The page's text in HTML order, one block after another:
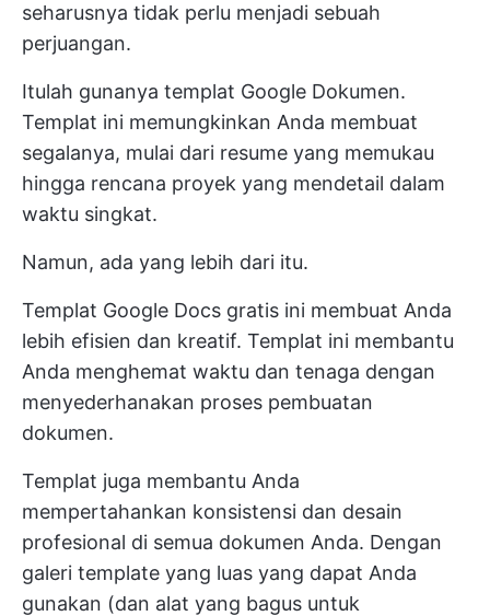
seharusnya tidak perlu menjadi sebuah
perjuangan.
Itulah gunanya templat Google Dokumen.
Templat ini memungkinkan Anda membuat
segalanya, mulai dari resume yang memukau
hingga rencana proyek yang mendetail dalam
waktu singkat.
Namun, ada yang lebih dari itu.
Templat Google Docs gratis ini membuat Anda
lebih efisien dan kreatif. Templat ini membantu
Anda menghemat waktu dan tenaga dengan
menyederhanakan proses pembuatan
dokumen.
Templat juga membantu Anda
mempertahankan konsistensi dan desain
profesional di semua dokumen Anda. Dengan
galeri template yang luas yang dapat Anda
gunakan (dan alat yang bagus untuk